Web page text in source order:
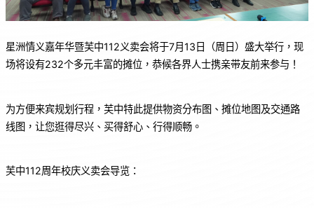
星洲情义嘉年华暨芙中112义卖会将于7月13日（周日）盛大举行，现
场将设有232个多元丰富的摊位，恭候各界人士携亲带友前来参与！
为方便来宾规划行程，芙中特此提供物资分布图、摊位地图及交通路
线图，让您逛得尽兴、买得舒心、行得顺畅。
芙中112周年校庆义卖会导览：